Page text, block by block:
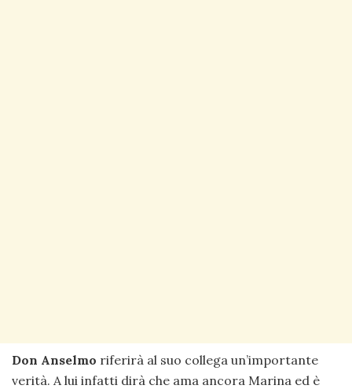
Don Anselmo riferirà al suo collega un’importante
verità. A lui infatti dirà che ama ancora Marina ed è